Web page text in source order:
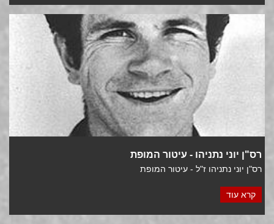
רס"ן יוני נתניהו - עיטור המופת
רס"ן יוני נתניהו ז"ל - עיטור המופת
קרא עוד